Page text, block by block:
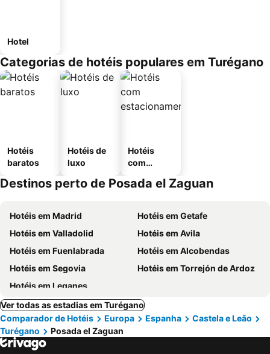
Hotel
Categorias de hotéis populares em Turégano
Hotéis
baratos
Hotéis de
luxo
Hotéis
com
mento
Destinos perto de Posada el Zaguan
Hotéis em Madrid
Hotéis em Getafe
Hotéis em Valladolid
Hotéis em Avila
Hotéis em Fuenlabrada
Hotéis em Alcobendas
Hotéis em Segovia
Hotéis em Torrejón de Ardoz
Hotéis em Leganes
Ver todas as estadias em Turégano
Comparador de Hotéis
Europa Espanha
Castela e Leão
Turégano
Posada el Zaguan